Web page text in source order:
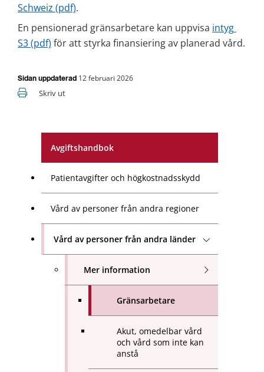
Avgiftshandbok
Patientavgifter och högkostnadsskydd
Vård av personer från andra regioner
Vård av personer från andra länder
Mer information
Gränsarbetare
Akut, omedelbar vård
och vård som inte kan
anstå
Schweiz (pdf)pdf, 247 kB.
.
En pensionerad gränsarbetare kan uppvisa intyg
S3 (pdf) pdf, 441 kB.
för att styrka finansiering av planerad vård.
Sidan uppdaterad 12 februari 2026
Skriv ut